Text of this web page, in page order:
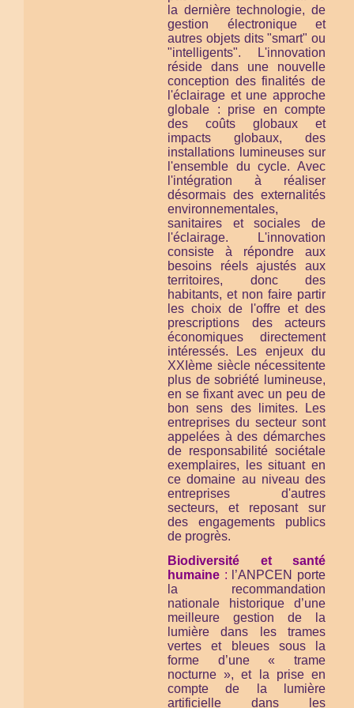
la dernière technologie, de
gestion électronique et
autres objets dits "smart" ou
"intelligents". L'innovation
réside dans une nouvelle
conception des finalités de
l'éclairage et une approche
globale : prise en compte
des coûts globaux et
impacts globaux, des
installations lumineuses sur
l'ensemble du cycle. Avec
l'intégration à réaliser
désormais des externalités
environnementales,
sanitaires et sociales de
l'éclairage. L'innovation
consiste à répondre aux
besoins réels ajustés aux
territoires, donc des
habitants, et non faire partir
les choix de l'offre et des
prescriptions des acteurs
économiques directement
intéressés. Les enjeux du
XXIème siècle nécessitente
plus de sobriété lumineuse,
en se fixant avec un peu de
bon sens des limites. Les
entreprises du secteur sont
appelées à des démarches
de responsabilité sociétale
exemplaires, les situant en
ce domaine au niveau des
entreprises d'autres
secteurs, et reposant sur
des engagements publics
de progrès.
Biodiversité et santé
humaine : l’ANPCEN porte
la recommandation
nationale historique d’une
meilleure gestion de la
lumière dans les trames
vertes et bleues sous la
forme d’une « trame
nocturne », et la prise en
compte de la lumière
artificielle dans les